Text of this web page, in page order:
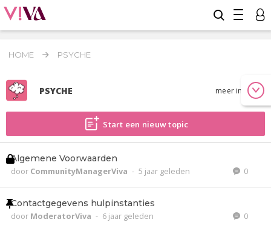
HOME PSYCHE
PSYCHE meer info
Start een nieuw topic
Algemene Voorwaarden
door CommunityManagerViva - 5 jaar geleden 0
Contactgegevens hulpinstanties
door ModeratorViva - 6 jaar geleden 0